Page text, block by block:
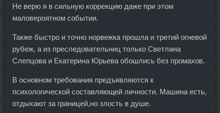
Не верю я в сильную коррекцию даже при этом
маловероятном событии.
Также быстро и точно норвежка прошла и третий огневой
рубеж, а из преследовательниц только Светлана
Слепцова и Екатерина Юрьева обошлись без промахов.
В основном требования предъявляются к
психологической составляющей личности. Машина есть,
отдыхают за границей,но злость в душе.